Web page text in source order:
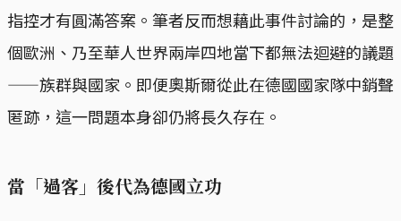
指控才有圓滿答案。筆者反而想藉此事件討論的，是整
個歐洲、乃至華人世界兩岸四地當下都無法迴避的議題
——族群與國家。即便奧斯爾從此在德國國家隊中銷聲
匿跡，這一問題本身卻仍將長久存在。
當「過客」後代為德國立功